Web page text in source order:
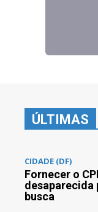
ÚLTIMAS
CIDADE (DF)
Fornecer o
desaparecida
busca